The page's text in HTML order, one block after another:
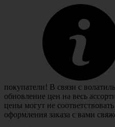
покупатели! В связи с
обновление цен на весь
цены могут не
оформления заказа с вами